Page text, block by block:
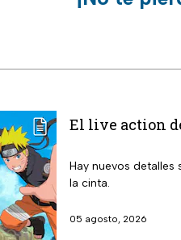
El live action
Hay nuevos
la cinta.
05 agosto, 2026